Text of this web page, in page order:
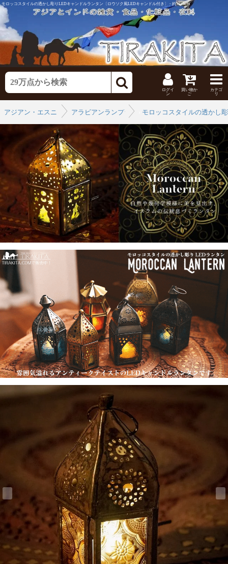
モロッコスタイルの透かし彫りLEDキャンドルランタン〔ロウソク風LEDキャンドル付き〕 - 約11×6cm
ログイ
ン
買い物か
ご
カテゴ
リ
アジアン・エスニックなインテリアアラビアンランプシェードモロッコスタイルの透かし